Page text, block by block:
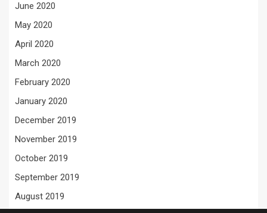
June 2020
May 2020
April 2020
March 2020
February 2020
January 2020
December 2019
November 2019
October 2019
September 2019
August 2019